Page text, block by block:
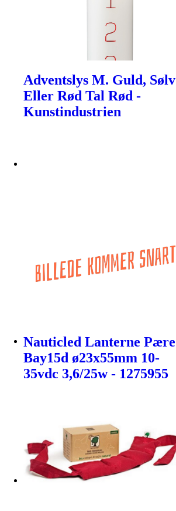
Adventslys M. Guld, Sølv
Eller Rød Tal Rød -
Kunstindustrien
Nauticled Lanterne Pære
Bay15d ø23x55mm 10-
35vdc 3,6/25w - 1275955